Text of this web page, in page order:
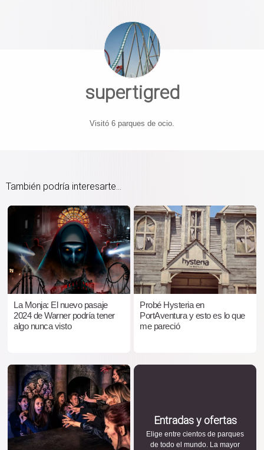
supertigred
Visitó 6 parques de ocio.
También podría interesarte...
La Monja: El nuevo pasaje
2024 de Warner podría tener
algo nunca visto
Probé Hysteria en
PortAventura y esto es lo que
me pareció
Entradas y ofertas
Elige entre cientos de parques
de todo el mundo. La mayor